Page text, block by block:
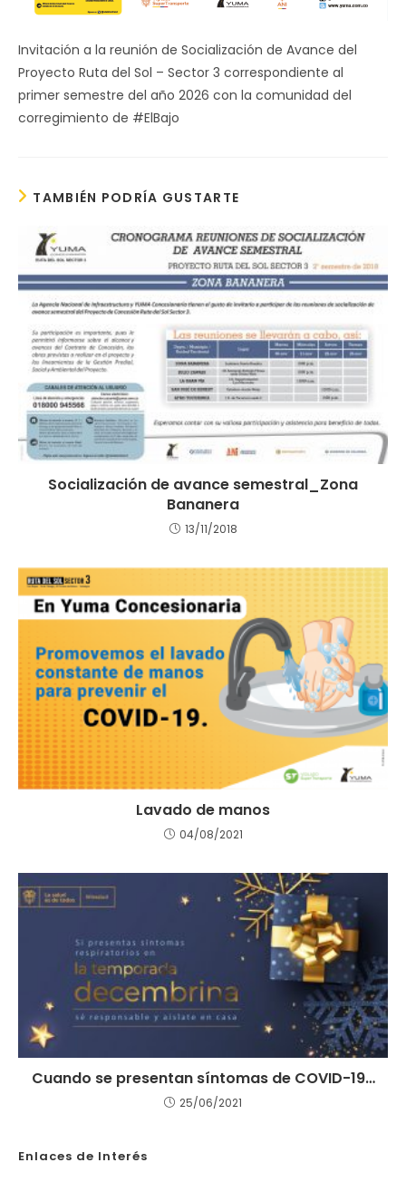
Invitación a la reunión de Socialización de Avance del
Proyecto Ruta del Sol – Sector 3 correspondiente al
primer semestre del año 2026 con la comunidad del
corregimiento de #ElBajo
TAMBIÉN PODRÍA GUSTARTE
Socialización de avance semestral_Zona
Bananera
13/11/2018
Lavado de manos
04/08/2021
Cuando se presentan síntomas de COVID-19…
25/06/2021
Enlaces de Interés